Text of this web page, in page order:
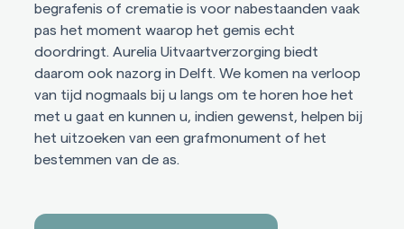
begrafenis of crematie is voor nabestaanden vaak
pas het moment waarop het gemis echt
doordringt. Aurelia Uitvaartverzorging biedt
daarom ook nazorg in Delft. We komen na verloop
van tijd nogmaals bij u langs om te horen hoe het
met u gaat en kunnen u, indien gewenst, helpen bij
het uitzoeken van een grafmonument of het
bestemmen van de as.